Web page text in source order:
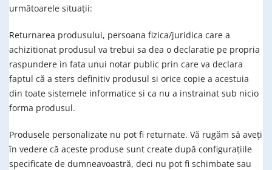
următoarele situații:
Returnarea produsului, persoana fizica/juridica care a
achizitionat produsul va trebui sa dea o declaratie pe propria
raspundere in fata unui notar public prin care va declara
faptul că a sters definitiv produsul si orice copie a acestuia
din toate sistemele informatice si ca nu a instrainat sub nicio
forma produsul.
Produsele personalizate nu pot fi returnate. Vă rugăm să aveți
în vedere că aceste produse sunt create după configurațiile
specificate de dumneavoastră, deci nu pot fi schimbate sau